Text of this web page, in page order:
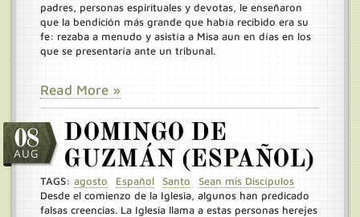
padres, personas espirituales y devotas, le enseñaron
que la bendición más grande que había recibido era su
fe: rezaba a menudo y asistía a Misa aun en días en los
que se presentaría ante un tribunal.
Read More »
08
AUG
DOMINGO DE
GUZMÁN (ESPAÑOL)
TAGS: agosto Español Santo
Sean mis Discípulos
Desde el comienzo de la Iglesia, algunos han predicado
falsas creencias. La Iglesia llama a estas personas herejes